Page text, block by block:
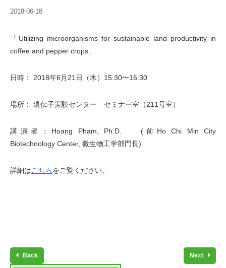
2018-06-18
「Utilizing microorganisms for sustainable land productivity in
coffee and pepper crops」
日時： 2018年6月21日（木）15:30〜16:30
場所： 遺伝子実験センター セミナー室（211号室）
講演者：Hoang Pham, Ph.D. (前Ho Chi Min City
Biotechnology Center, 微生物工学部門長)
詳細はこちらをご覧ください。
Back Next